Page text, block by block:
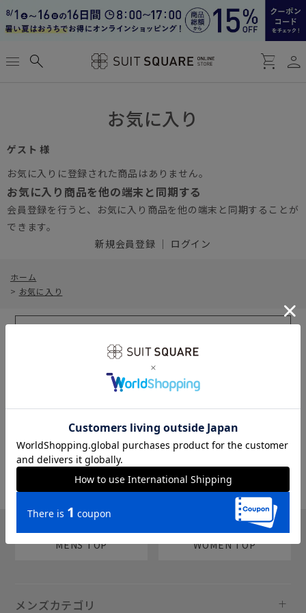
menu search shopping_cart person
お気に入り
ゲスト 様
お気に入りに登録された商品はありません。
お気に入り商品を他の端末と同期する
会員登録を行うと、お気に入り商品を他の端末と同期することが
できます。
新規会員登録 ｜ ログイン
ホーム
> お気に入り
sms
MENS TOP WOMEN TOP
メンズカテゴリ